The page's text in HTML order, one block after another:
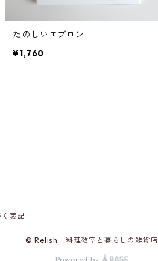
たのしいエプロン
¥1,760
表記
© Relish 料理教室と暮らしの雑貨店